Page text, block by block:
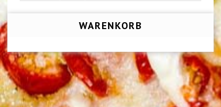
WARENKORB